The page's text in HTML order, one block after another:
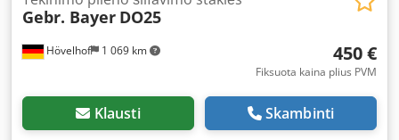
Hövelhof 1 069 km
Gebr. Bayer DO25
450 €
Fiksuota kaina plius PVM
Klausti Skambinti